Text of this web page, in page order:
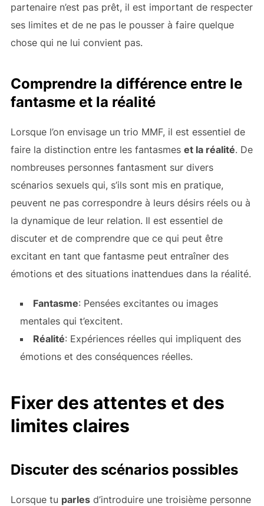
partenaire n’est pas prêt, il est important de respecter
ses limites et de ne pas le pousser à faire quelque
chose qui ne lui convient pas.
Comprendre la différence entre le
fantasme et la réalité
Lorsque l’on envisage un trio MMF, il est essentiel de
faire la distinction entre les fantasmes et la réalité. De
nombreuses personnes fantasment sur divers
scénarios sexuels qui, s’ils sont mis en pratique,
peuvent ne pas correspondre à leurs désirs réels ou à
la dynamique de leur relation. Il est essentiel de
discuter et de comprendre que ce qui peut être
excitant en tant que fantasme peut entraîner des
émotions et des situations inattendues dans la réalité.
Fantasme: Pensées excitantes ou images
mentales qui t’excitent.
Réalité: Expériences réelles qui impliquent des
émotions et des conséquences réelles.
Fixer des attentes et des
limites claires
Discuter des scénarios possibles
Lorsque tu parlesd’introduire une troisième personne